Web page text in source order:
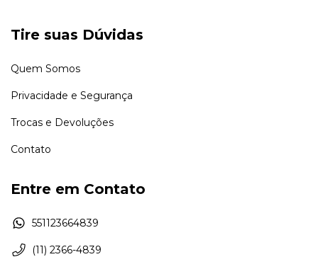
Tire suas Dúvidas
Quem Somos
Privacidade e Segurança
Trocas e Devoluções
Contato
Entre em Contato
551123664839
(11) 2366-4839